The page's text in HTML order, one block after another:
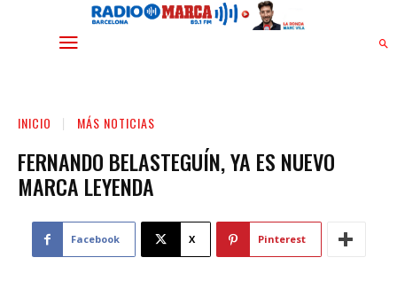
INICIO MÁS NOTICIAS
FERNANDO BELASTEGUÍN, YA ES NUEVO
MARCA LEYENDA
Facebook X Pinterest